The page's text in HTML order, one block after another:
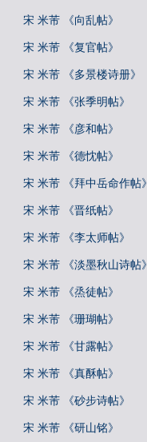
宋 米芾 《向乱帖》
宋 米芾 《复官帖》
宋 米芾 《多景楼诗册》
宋 米芾 《张季明帖》
宋 米芾 《彦和帖》
宋 米芾 《德忱帖》
宋 米芾 《拜中岳命作帖》
宋 米芾 《晋纸帖》
宋 米芾 《李太师帖》
宋 米芾 《淡墨秋山诗帖》
宋 米芾 《烝徒帖》
宋 米芾 《珊瑚帖》
宋 米芾 《甘露帖》
宋 米芾 《真酥帖》
宋 米芾 《砂步诗帖》
宋 米芾 《研山铭》